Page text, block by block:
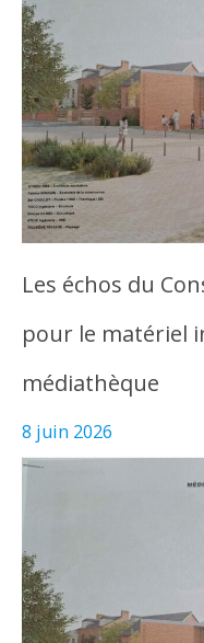
Les échos du
pour le matériel
médiathèque
8 juin 2026